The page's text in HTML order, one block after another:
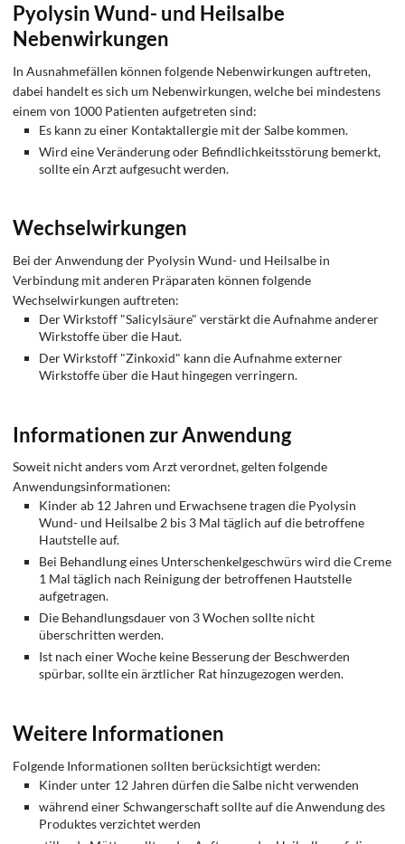
Pyolysin Wund- und Heilsalbe
Nebenwirkungen
In Ausnahmefällen können folgende Nebenwirkungen auftreten,
dabei handelt es sich um Nebenwirkungen, welche bei mindestens
einem von 1000 Patienten aufgetreten sind:
Es kann zu einer Kontaktallergie mit der Salbe kommen.
Wird eine Veränderung oder Befindlichkeitsstörung bemerkt,
sollte ein Arzt aufgesucht werden.
Wechselwirkungen
Bei der Anwendung der Pyolysin Wund- und Heilsalbe in
Verbindung mit anderen Präparaten können folgende
Wechselwirkungen auftreten:
Der Wirkstoff "Salicylsäure" verstärkt die Aufnahme anderer
Wirkstoffe über die Haut.
Der Wirkstoff "Zinkoxid" kann die Aufnahme externer
Wirkstoffe über die Haut hingegen verringern.
Informationen zur Anwendung
Soweit nicht anders vom Arzt verordnet, gelten folgende
Anwendungsinformationen:
Kinder ab 12 Jahren und Erwachsene tragen die Pyolysin
Wund- und Heilsalbe 2 bis 3 Mal täglich auf die betroffene
Hautstelle auf.
Bei Behandlung eines Unterschenkelgeschwürs wird die Creme
1 Mal täglich nach Reinigung der betroffenen Hautstelle
aufgetragen.
Die Behandlungsdauer von 3 Wochen sollte nicht
überschritten werden.
Ist nach einer Woche keine Besserung der Beschwerden
spürbar, sollte ein ärztlicher Rat hinzugezogen werden.
Weitere Informationen
Folgende Informationen sollten berücksichtigt werden:
Kinder unter 12 Jahren dürfen die Salbe nicht verwenden
während einer Schwangerschaft sollte auf die Anwendung des
Produktes verzichtet werden